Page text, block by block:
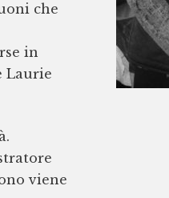
che
in
Laurie
viene